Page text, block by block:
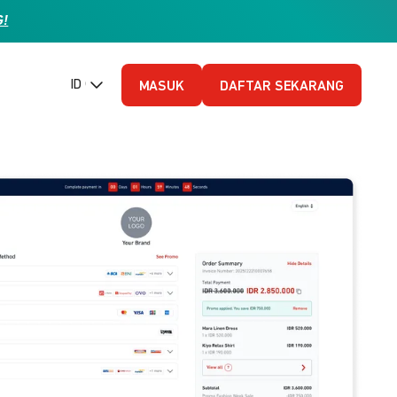
ID (Bahasa Indonesia)
MASUK DAFTAR SEKARANG